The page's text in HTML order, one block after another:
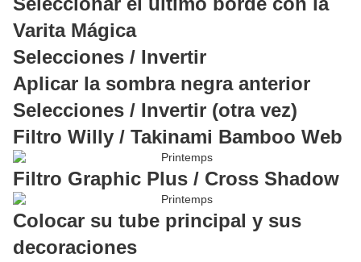
Varita Mágica
Selecciones / Invertir
Aplicar la sombra negra anterior
Selecciones / Invertir (otra vez)
Filtro Willy / Takinami Bamboo Web
Filtro Graphic Plus / Cross Shadow
Colocar su tube principal y sus
decoraciones